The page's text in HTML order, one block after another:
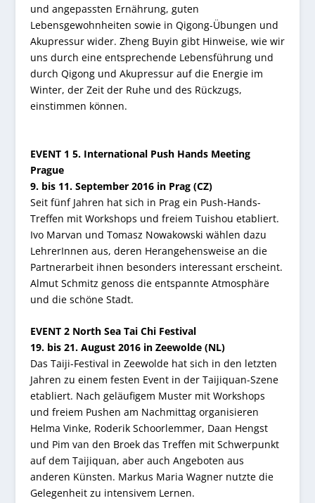
und angepassten Ernährung, guten
Lebensgewohnheiten sowie in Qigong-Übungen und
Akupressur wider. Zheng Buyin gibt Hinweise, wie wir
uns durch eine entsprechende Lebensführung und
durch Qigong und Akupressur auf die Energie im
Winter, der Zeit der Ruhe und des Rückzugs,
einstimmen können.
EVENT 1 5. International Push Hands Meeting
Prague
9. bis 11. September 2016 in Prag (CZ)
Seit fünf Jahren hat sich in Prag ein Push-Hands-
Treffen mit Workshops und freiem Tuishou etabliert.
Ivo Marvan und Tomasz Nowakowski wählen dazu
LehrerInnen aus, deren Herangehensweise an die
Partnerarbeit ihnen besonders interessant erscheint.
Almut Schmitz genoss die entspannte Atmosphäre
und die schöne Stadt.
EVENT 2North Sea Tai Chi Festival
19. bis 21. August 2016 in Zeewolde (NL)
Das Taiji-Festival in Zeewolde hat sich in den letzten
Jahren zu einem festen Event in der Taijiquan-Szene
etabliert. Nach geläufigem Muster mit Workshops
und freiem Pushen am Nachmittag organisieren
Helma Vinke, Roderik Schoorlemmer, Daan Hengst
und Pim van den Broek das Treffen mit Schwerpunkt
auf dem Taijiquan, aber auch Angeboten aus
anderen Künsten. Markus Maria Wagner nutzte die
Gelegenheit zu intensivem Lernen.